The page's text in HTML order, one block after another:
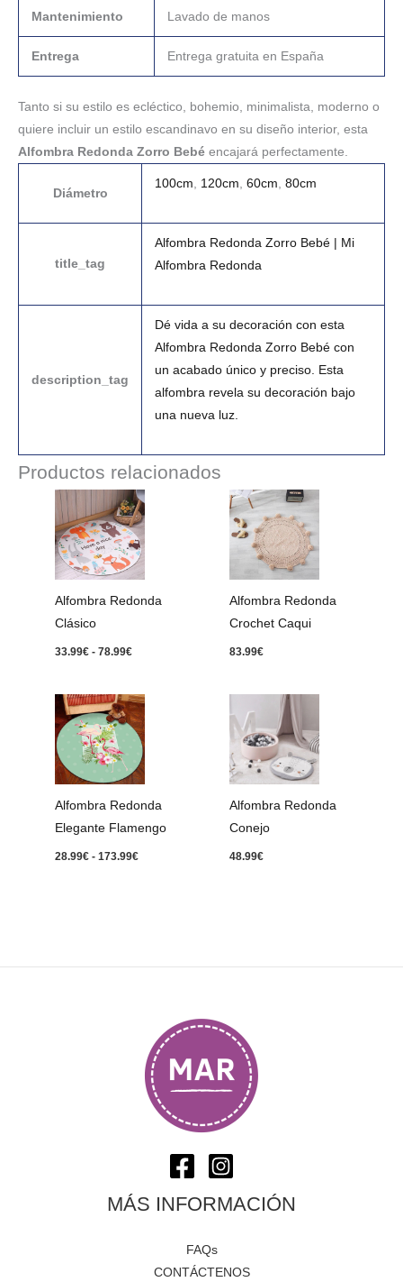
Mantenimiento Lavado de manos
Entrega Entrega gratuita en España
Tanto si su estilo es ecléctico, bohemio, minimalista, moderno o
quiere incluir un estilo escandinavo en su diseño interior, esta
Alfombra Redonda Zorro Bebé encajará perfectamente.
Diámetro
100cm 120cm 60cm 80cm
title_tag
Alfombra Redonda Zorro Bebé | Mi
Alfombra Redonda
description_tag
Dé vida a su decoración con esta
Alfombra Redonda Zorro Bebé con
un acabado único y preciso. Esta
alfombra revela su decoración bajo
una nueva luz.
Productos relacionados
Alfombra Redonda
Clásico
33.99€ - 78.99€
Rango
de
precios:
desde
33.99€
hasta
78.99€
Alfombra Redonda
Crochet Caqui
83.99€
Alfombra Redonda
Elegante Flamengo
28.99€ - 173.99€
Rango
de
precios:
desde
28.99€
hasta
173.99€
Alfombra Redonda
Conejo
48.99€
MÁS INFORMACIÓN
FAQs
CONTÁCTENOS